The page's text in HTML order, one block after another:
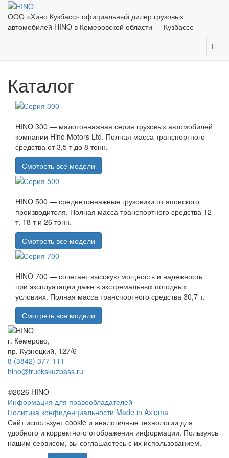
ООО «Хино Кузбасс» официальный дилер грузовых
автомобилей HINO в Кемеровской области — Кузбассе
Главная Каталог
Каталог
HINO 300 — малотоннажная серия грузовых автомобилей
компании Hino Motors Ltd. Полная масса транспортного
средства от 3,5 т до 8 тонн.
Смотреть все модели
HINO 500 — среднетоннажные грузовики от японского
производителя. Полная масса транспортного средства 12
т, 18 т и 26 тонн.
Смотреть все модели
HINO 700 — сочетает высокую мощность и надежность
при эксплуатации даже в экстремальных погодных
условиях. Полная масса транспортного средства 30,7 т.
Смотреть все модели
г. Кемерово,
пр. Кузнецкий, 127/6
8 (3842) 377-111
hino@truckskuzbass.ru
©2026 HINO
Информация для правообладателей
Политика конфиденциальности Made in Axioma
Сайт использует cookie и аналогичные технологии для
удобного и корректного отображения информации. Пользуясь
нашим сервисом, вы соглашаетесь с их использованием.